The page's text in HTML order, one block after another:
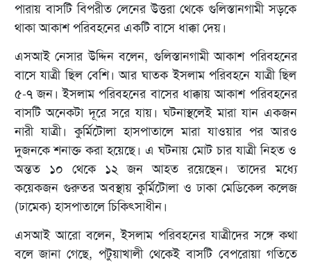
পারায় বাসটি বিপরীত লেনের উত্তরা থেকে গুলিস্তানগামী সড়কে
থাকা আকাশ পরিবহনের একটি বাসে ধাক্কা দেয়।
এসআই নেসার উদ্দিন বলেন, গুলিস্তানগামী আকাশ পরিবহনের
বাসে যাত্রী ছিল বেশি। আর ঘাতক ইসলাম পরিবহনে যাত্রী ছিল
৫-৭ জন। ইসলাম পরিবহনের বাসের ধাক্কায় আকাশ পরিবহনের
বাসটি অনেকটা দূরে সরে যায়। ঘটনাস্থলেই মারা যান একজন
নারী যাত্রী। কুর্মিটোলা হাসপাতালে মারা যাওয়ার পর আরও
দুজনকে শনাক্ত করা হয়েছে। এ ঘটনায় মোট চার যাত্রী নিহত ও
অন্তত ১০ থেকে ১২ জন আহত রয়েছেন। তাদের মধ্যে
কয়েকজন গুরুতর অবস্থায় কুর্মিটোলা ও ঢাকা মেডিকেল কলেজ
(ঢামেক) হাসপাতালে চিকিৎসাধীন।
এসআই আরো বলেন, ইসলাম পরিবহনের যাত্রীদের সঙ্গে কথা
বলে জানা গেছে, পটুয়াখালী থেকেই বাসটি বেপরোয়া গতিতে